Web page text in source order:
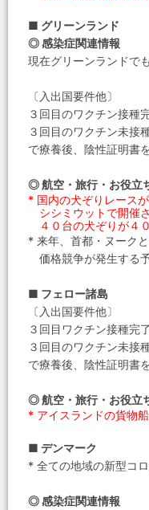
■ グリーンランド
◎ 感染症関連情報
現在グリーンランドで
〔入出国要件他〕
３回目のワクチン接種
３回目のワクチン未接
で療養後、陰性証明書
◎ 航空・旅行・お役立
* 国内の犬ぞりレース
シシミウットで開催
４０台の犬ぞりが４
* 来年、首都・ヌーク
価格競争が発生する予
■ フェロー諸島
〔入出国要件他〕
３回目ワクチン接種完
３回目のワクチン未接
で療養後、陰性証明書
◎ 航空・旅行・お役立
* アイスランドの貨物
■ デンマーク
* 全ての地域の新型コ
◎ 感染症関連情報